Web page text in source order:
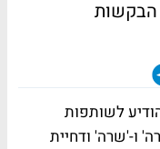
לשותפות
ו-'שרה' ודחיית